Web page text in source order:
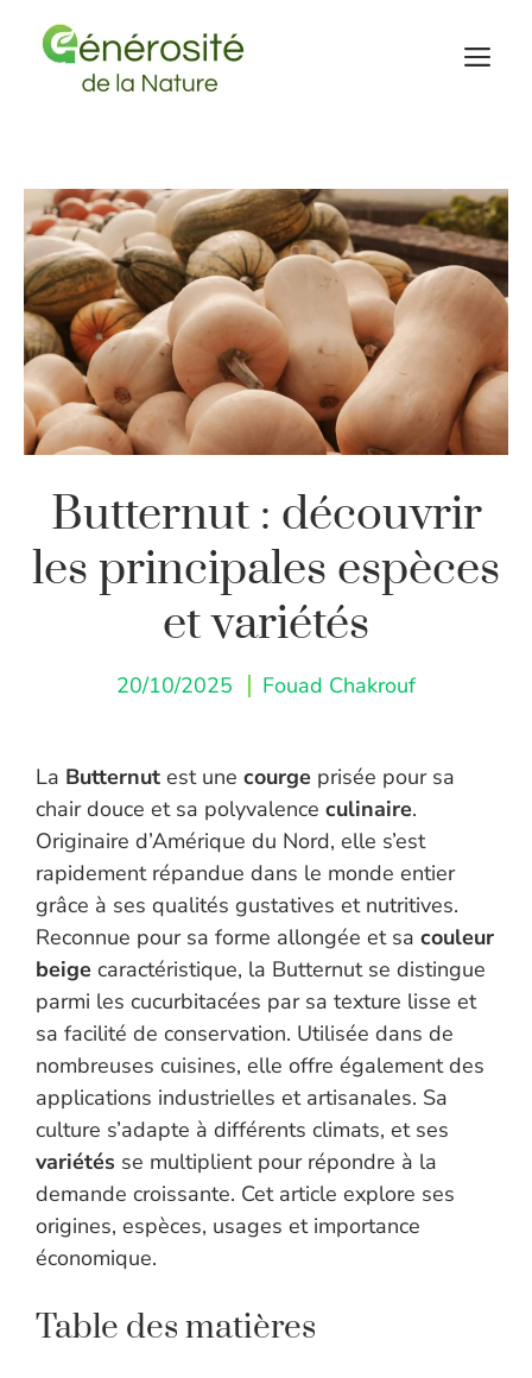
Butternut : découvrir
les principales espèces
et variétés
20/10/2025 Fouad Chakrouf
La Butternut est une courge prisée pour sa
chair douce et sa polyvalence culinaire.
Originaire d’Amérique du Nord, elle s’est
rapidement répandue dans le monde entier
grâce à ses qualités gustatives et nutritives.
Reconnue pour sa forme allongée et sa couleur
beige caractéristique, la Butternut se distingue
parmi les cucurbitacées par sa texture lisse et
sa facilité de conservation. Utilisée dans de
nombreuses cuisines, elle offre également des
applications industrielles et artisanales. Sa
culture s’adapte à différents climats, et ses
variétés se multiplient pour répondre à la
demande croissante. Cet article explore ses
origines, espèces, usages et importance
économique.
Table des matières